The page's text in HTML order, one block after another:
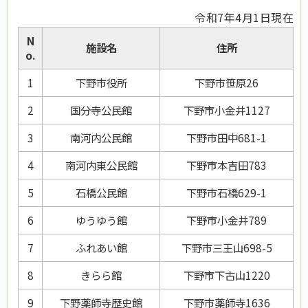
令和7年4月1日現在
N
o.
施設名 住所
1 下野市役所
下野市笹原26
2
国分寺公民館
下野市小金井1127
3
南河内公民館
下野市田中681-1
4
南河内東公民館
下野市本吉田783
5
石橋公民館
下野市石橋629-1
6
ゆうゆう館
下野市小金井789
7
ふれあい館
下野市三王山698-5
8
きらら館
下野市下古山1220
9
下野薬師寺歴史館 下野市薬師寺1636